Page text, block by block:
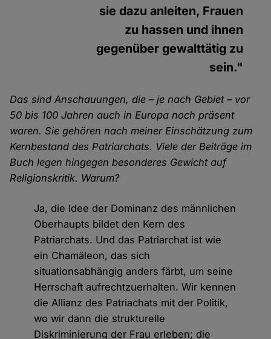
sie dazu anleiten, Frauen
zu hassen und ihnen
gegenüber gewalttätig zu
sein."
Das sind Anschauungen, die – je nach Gebiet – vor
50 bis 100 Jahren auch in Europa noch präsent
waren. Sie gehören nach meiner Einschätzung zum
Kernbestand des Patriarchats. Viele der Beiträge im
Buch legen hingegen besonderes Gewicht auf
Religionskritik. Warum?
Ja, die Idee der Dominanz des männlichen
Oberhaupts bildet den Kern des
Patriarchats. Und das Patriarchat ist wie
ein Chamäleon, das sich
situationsabhängig anders färbt, um seine
Herrschaft aufrechtzuerhalten. Wir kennen
die Allianz des Patriachats mit der Politik,
wo wir dann die strukturelle
Diskriminierung der Frau erleben; die